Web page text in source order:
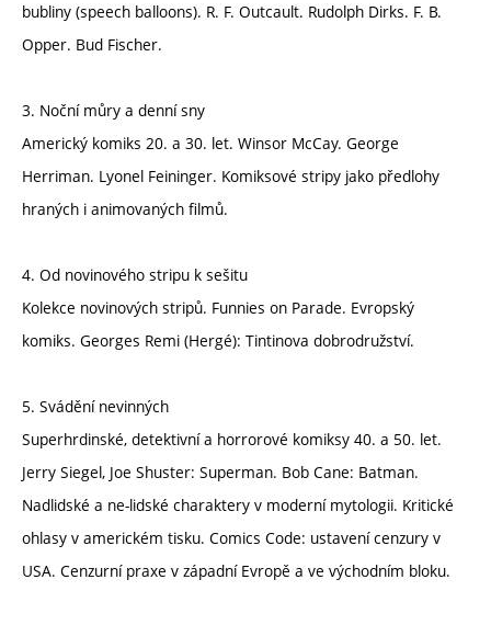
bubliny (speech balloons). R. F. Outcault. Rudolph Dirks. F. B.
Opper. Bud Fischer.
3. Noční můry a denní sny
Americký komiks 20. a 30. let. Winsor McCay. George
Herriman. Lyonel Feininger. Komiksové stripy jako předlohy
hraných i animovaných filmů.
4. Od novinového stripu k sešitu
Kolekce novinových stripů. Funnies on Parade. Evropský
komiks. Georges Remi (Hergé): Tintinova dobrodružství.
5. Svádění nevinných
Superhrdinské, detektivní a horrorové komiksy 40. a 50. let.
Jerry Siegel, Joe Shuster: Superman. Bob Cane: Batman.
Nadlidské a ne-lidské charaktery v moderní mytologii. Kritické
ohlasy v americkém tisku. Comics Code: ustavení cenzury v
USA. Cenzurní praxe v západní Evropě a ve východním bloku.